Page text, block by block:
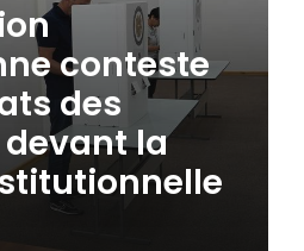
conteste
des
la